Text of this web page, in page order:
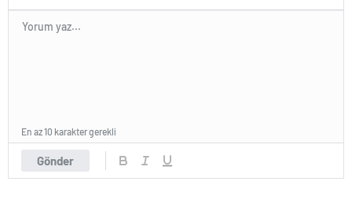
Gönder
En az 10 karakter gerekli